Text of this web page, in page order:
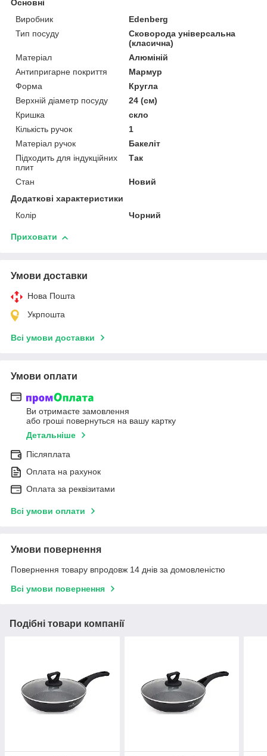
Основні
Виробник
Edenberg
Тип посуду
Сковорода універсальна
(класична)
Матеріал
Алюміній
Антипригарне покриття
Мармур
Форма
Кругла
Верхній діаметр посуду
24 (см)
Кришка
скло
Кількість ручок
1
Матеріал ручок
Бакеліт
Підходить для індукційних
плит
Так
Стан
Новий
Додаткові характеристики
Колір
Чорний
Приховати
Умови доставки
Нова Пошта
Укрпошта
Всі умови доставки
Умови оплати
Ви отримаєте замовлення
або гроші повернуться на вашу картку
Детальніше
Післяплата
Оплата на рахунок
Оплата за реквізитами
Всі умови оплати
Умови повернення
Повернення товару впродовж 14 днів за домовленістю
Всі умови повернення
Подібні товари компанії